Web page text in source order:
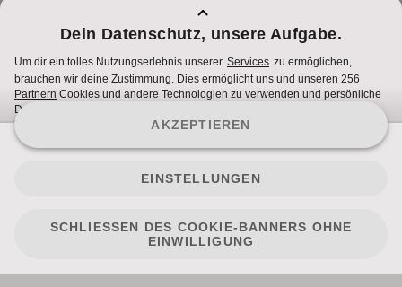
man in „Heinzl und die VIPs“ am Sonntag um
20.05 Uhr.
Nutzungsbedingungen
Cookie Hinweise
Impressum